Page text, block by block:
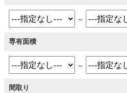
～
専有面積
～
間取り